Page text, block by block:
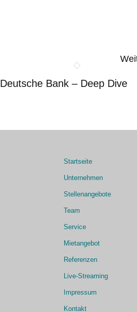
Deutsche Bank – Deep Dive
Startseite
Unternehmen
Stellenangebote
Team
Service
Mietangebot
Referenzen
Live-Streaming
Impressum
Kontakt